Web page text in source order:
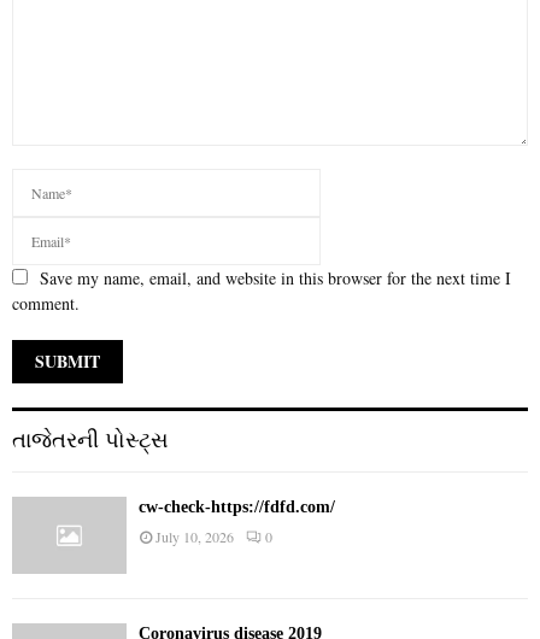
Save my name, email, and website in this browser for the next time I
comment.
તાજેતરની પોસ્ટ્સ
cw-check-https://fdfd.com/
July 10, 2026 0
Coronavirus disease 2019